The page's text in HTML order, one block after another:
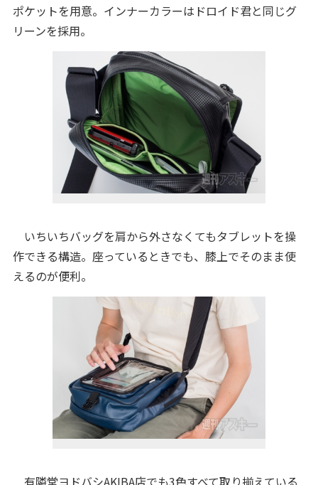
ポケットを用意。インナーカラーはドロイド君と同じグ
リーンを採用。
いちいちバッグを肩から外さなくてもタブレットを操
作できる構造。座っているときでも、膝上でそのまま使
えるのが便利。
有隣堂ヨドバシAKIBA店でも3色すべて取り揃えている